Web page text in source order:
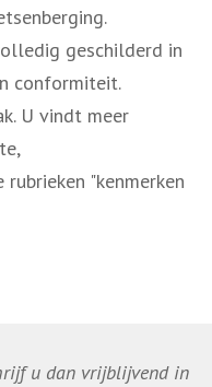
geschilderd in
conformiteit.
U vindt meer
"kenmerken
u dan vrijblijvend in